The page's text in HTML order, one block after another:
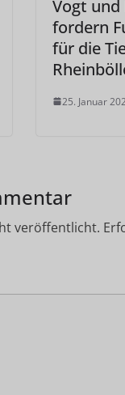
Vogt und
fordern
für die
25. Januar
veröffentlicht.